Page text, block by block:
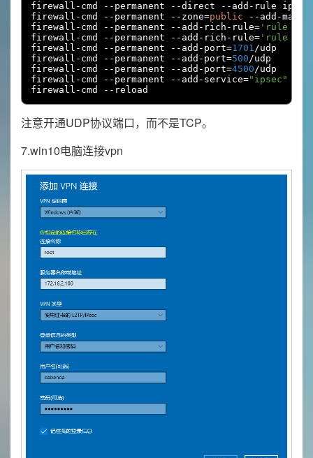
firewall - cmd -- permanent --direct -- add - rule ipv4
firewall - cmd -- permanent -- zone=public -- add -
firewall - cmd -- permanent -- add - rich - rule= 'rule
firewall - cmd -- permanent -- add - rich - rule= 'rule
firewall - cmd -- permanent -- add - port=1701/udp
firewall - cmd -- permanent -- add - port=500/udp
firewall - cmd -- permanent -- add - port=4500/udp
firewall - cmd -- permanent -- add - service="ipsec"
firewall - cmd -- reload
注意开通UDP协议端口，而不是TCP。
7.win10电脑连接vpn